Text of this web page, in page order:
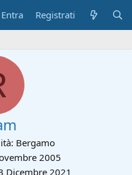
Entra Registrati
Bergamo
2005
Dicembre 2021